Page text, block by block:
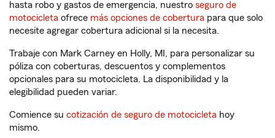
hasta robo y gastos de emergencia, nuestro seguro de
motocicleta ofrece más opciones de cobertura para que solo
necesite agregar cobertura adicional si la necesita.
Trabaje con Mark Carney en Holly, MI, para personalizar su
póliza con coberturas, descuentos y complementos
opcionales para su motocicleta. La disponibilidad y la
elegibilidad pueden variar.
Comience su cotización de seguro de motocicleta hoy
mismo.